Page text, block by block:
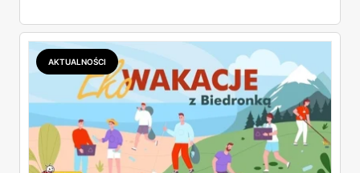
AKTUALNOŚCI